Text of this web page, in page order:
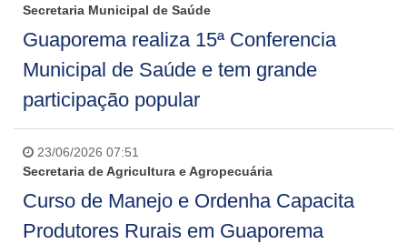
Secretaria Municipal de Saúde
Guaporema realiza 15ª Conferencia
Municipal de Saúde e tem grande
participação popular
23/06/2026 07:51
Secretaria de Agricultura e Agropecuária
Curso de Manejo e Ordenha Capacita
Produtores Rurais em Guaporema